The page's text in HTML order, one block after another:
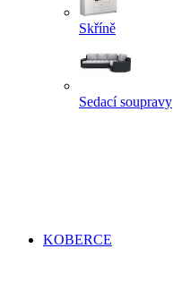
Skříně
Sedací soupravy
KOBERCE